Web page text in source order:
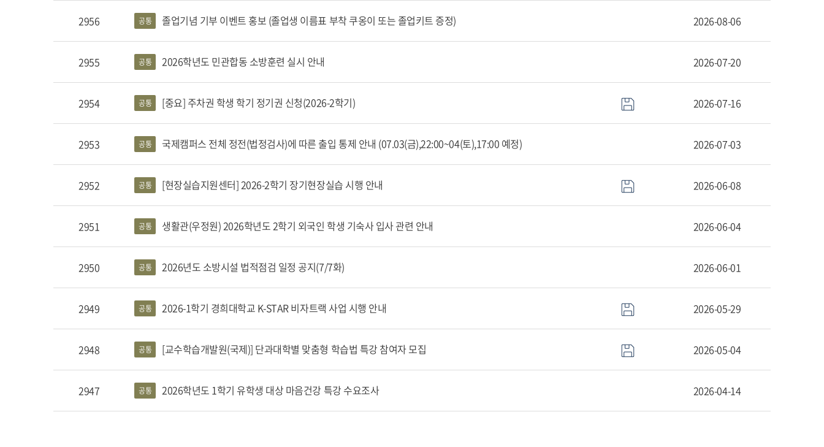
2956 공통 졸업기념 기부 이벤트 홍보 (졸업생 이름표 부착 쿠옹이 또는 졸업키트 증정) 2026-08-06
2955 공통 2026학년도 민관합동 소방훈련 실시 안내 2026-07-20
2954 공통 [중요] 주차권 학생 학기 정기권 신청(2026-2학기) 2026-07-16
2953 공통 국제캠퍼스 전체 정전(법정검사)에 따른 출입 통제 안내 (07.03(금),22:00~04(토),17:00 예정) 2026-07-03
2952 공통 [현장실습지원센터] 2026-2학기 장기현장실습 시행 안내 2026-06-08
2951 공통 생활관(우정원) 2026학년도 2학기 외국인 학생 기숙사 입사 관련 안내 2026-06-04
2950 공통 2026년도 소방시설 법적점검 일정 공지(7/7화) 2026-06-01
2949 공통 2026-1학기 경희대학교 K-STAR 비자트랙 사업 시행 안내 2026-05-29
2948 공통 [교수학습개발원(국제)] 단과대학별 맞춤형 학습법 특강 참여자 모집 2026-05-04
2947 공통 2026학년도 1학기 유학생 대상 마음건강 특강 수요조사 2026-04-14